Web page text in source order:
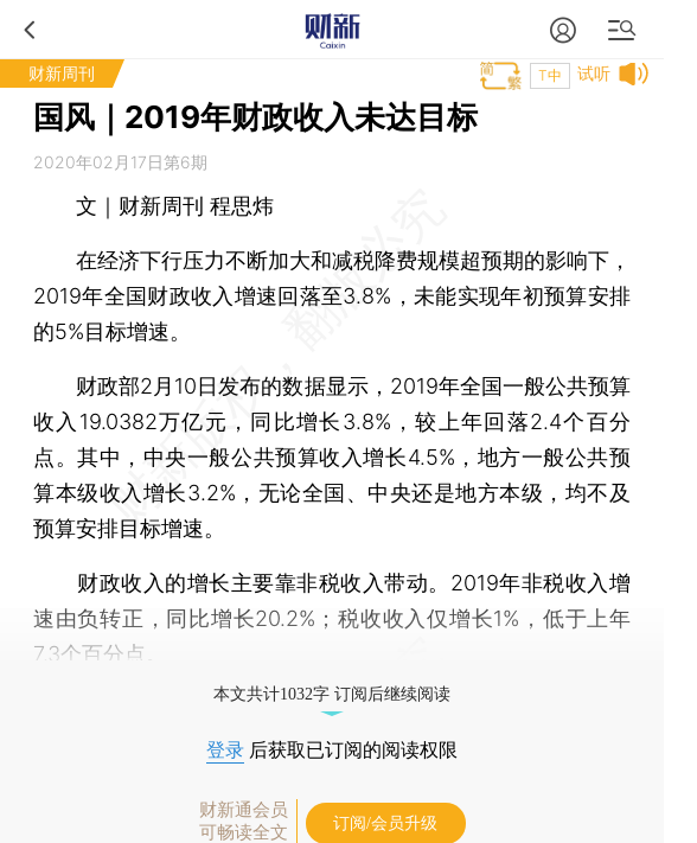
财新周刊 试听
T中
国风｜2019年财政收入未达目标
2020年02月17日第6期
文｜财新周刊 程思炜
在经济下行压力不断加大和减税降费规模超预期的影响下，
2019年全国财政收入增速回落至3.8%，未能实现年初预算安排
的5%目标增速。
财政部2月10日发布的数据显示，2019年全国一般公共预算
收入19.0382万亿元，同比增长3.8%，较上年回落2.4个百分
点。其中，中央一般公共预算收入增长4.5%，地方一般公共预
算本级收入增长3.2%，无论全国、中央还是地方本级，均不及
预算安排目标增速。
财政收入的增长主要靠非税收入带动。2019年非税收入增
速由负转正，同比增长20.2%；税收收入仅增长1%，低于上年
7.3个百分点。
本文共计1032字 订阅后继续阅读
登录 后获取已订阅的阅读权限
财新通会员
可畅读全文
订阅/会员升级